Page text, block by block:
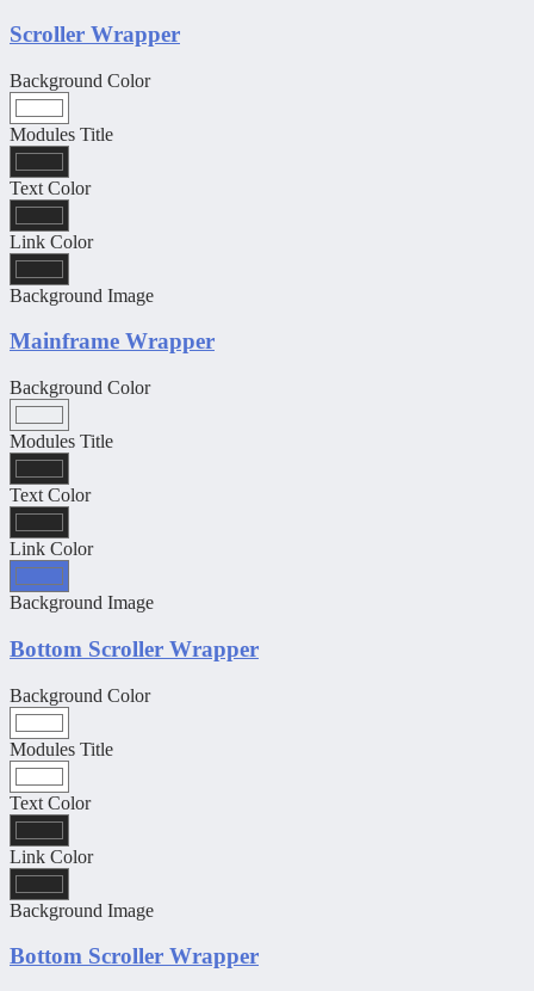
Scroller Wrapper
Background Color
Modules Title
Text Color
Link Color
Background Image
Mainframe Wrapper
Background Color
Modules Title
Text Color
Link Color
Background Image
Bottom Scroller Wrapper
Background Color
Modules Title
Text Color
Link Color
Background Image
Bottom Scroller Wrapper